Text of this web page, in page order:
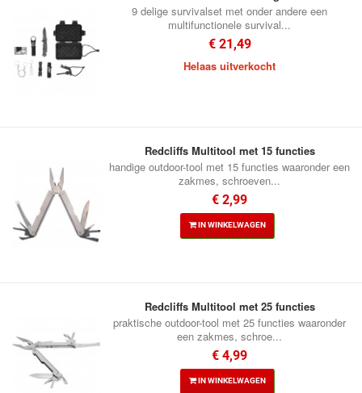
9 delige survivalset met onder andere een
multifunctionele survival...
€ 21,49
Helaas uitverkocht
Redcliffs Multitool met 15 functies
handige outdoor-tool met 15 functies waaronder een
zakmes, schroeven...
€ 2,99
IN WINKELWAGEN
Redcliffs Multitool met 25 functies
praktische outdoor-tool met 25 functies waaronder
een zakmes, schroe...
€ 4,99
IN WINKELWAGEN